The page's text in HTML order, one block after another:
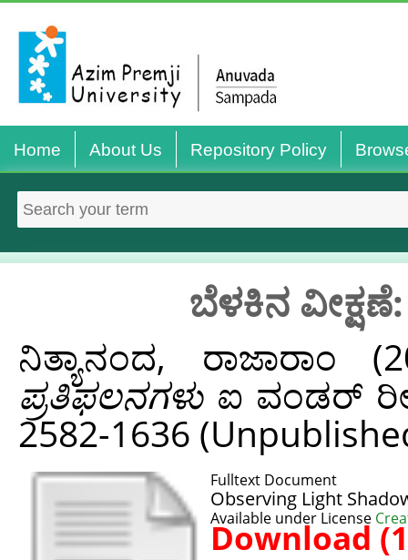
Home About Us Repository Policy
ಬೆಳಕಿನ
ನಿತ್ಯಾನಂದ, ರಾಜಾರಾಂ
ಪ್ರತಿಫಲನಗಳುಐ ವಂಡರ್
2582-1636
Fulltext Document
Observing Light
Available under License
Download